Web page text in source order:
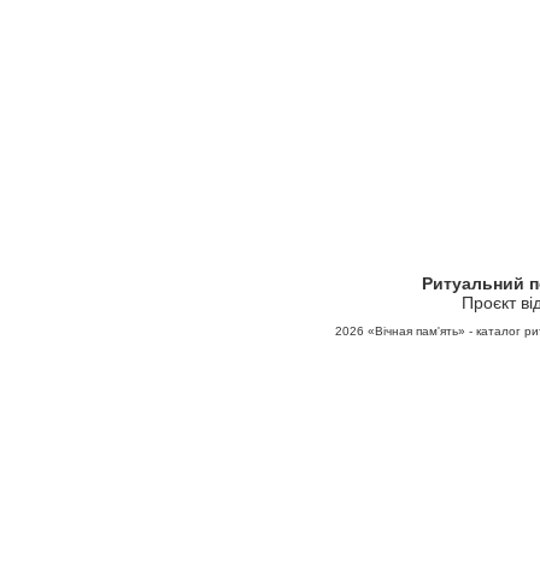
Ритуальний
Проєкт
2026 «Вічная пам'ять» - каталог